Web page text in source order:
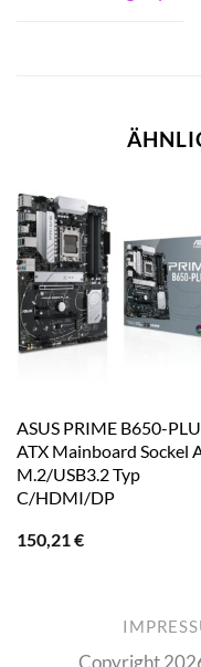
ASUS PRIME B650-
ATX Mainboard Sockel
M.2/USB3.2 Typ
C/HDMI/DP
150,21 €
Copyright